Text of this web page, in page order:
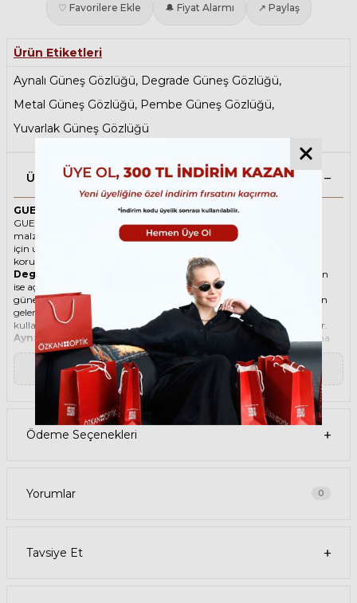
♡ Favorilere Ekle 🔔 Fiyat Alarmı ↗ Paylaş
Ürün Etiketleri
Aynalı Güneş Gözlüğü, Degrade Güneş Gözlüğü,
Metal Güneş Gözlüğü, Pembe Güneş Gözlüğü,
Yuvarlak Güneş Gözlüğü
Ürün Açıklaması
GUESS 7609 28T 57 Pembe Kadın Güneş Gözlüğü
GUESS ikonik Yuvarlak Metal güneş gözlüğü, tarzı ve kaliteli
malzemesi ile göz alıcı bir aksesuar. Hem erkekler hem de kadınlar
için uygun olan bu güneş gözlüğü, güneşin zararlı ışınlarından
korunmanızı sağlarken, stilinizi de yansıtır.
Degradeli güneş gözlüğü
, camın üst kısmının koyu, alt kısmının
ise açık renkli olduğu bir güneş gözlüğü türüdür. Bu sayede, hem
güneş ışınlarının yüzünüze çarpmasını engeller hem de alt kısımdan
gelen ışığı daha net görmenizi sağlar. Degradeli güneş gözlüğü
kullanmak, hem görüş kalitenizi artırır hem de göz sağlığınızı korur.
Aynalı güneş gözlüğü
, lenslerin dış kısmında yansıtıcı bir kaplama
bulunan güneş gözlüğüdür. Bu kaplama, güneş ışınlarının bir
kısmını geri yansıtarak gözleri korur ve parlama etkisini azaltır.
Aynalı güneş gözlükleri, hem erkekler hem de kadınlar için farklı
renk, şekil ve tasarımlarda üretilir. Aynalı güneş gözlükleri, spor,
klasik, retro veya modern bir görünüm sağlayabilir. Aynalı güneş
gözlükleri, aynı zamanda şık ve ilgi çekici bir aksesuar olarak da
kullanılabilir.
Ürün Faydaları
• GUESS 7609 28T 57 Kadın Pembe güneş gözlüğü, %100 UV
• GUESS 7609 28T 57 Pembe Kadın Güneş Gözlüğü
▼ Devamını Oku
Ödeme Seçenekleri
Yorumlar 0
Tavsiye Et